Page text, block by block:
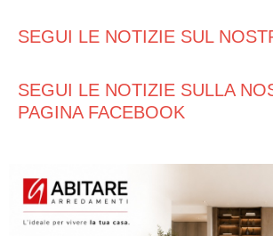
SEGUI LE NOTIZIE SUL
SEGUI LE NOTIZIE SULLA
PAGINA FACEBOOK